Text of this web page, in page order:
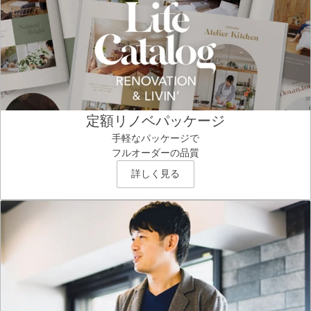
定額リノベパッケージ
手軽なパッケージで
フルオーダーの品質
詳しく見る